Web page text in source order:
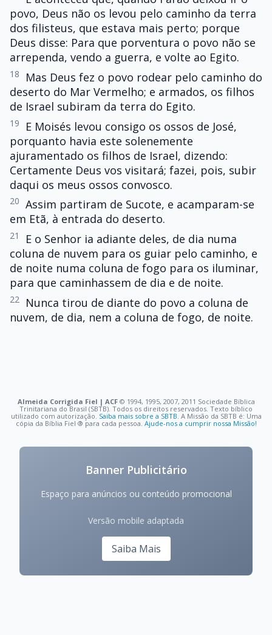
povo, Deus não os levou pelo caminho da terra
dos filisteus, que estava mais perto; porque
Deus disse: Para que porventura o povo não se
arrependa, vendo a guerra, e volte ao Egito.
18
Mas Deus fez o povo rodear pelo caminho do
deserto do Mar Vermelho; e armados, os filhos
de Israel subiram da terra do Egito.
19
E Moisés levou consigo os ossos de José,
porquanto havia este solenemente
ajuramentado os filhos de Israel, dizendo:
Certamente Deus vos visitará; fazei, pois, subir
daqui os meus ossos convosco.
20 Assim partiram de Sucote, e acamparam-se
em Etã, à entrada do deserto.
21
E o Senhor ia adiante deles, de dia numa
coluna de nuvem para os guiar pelo caminho, e
de noite numa coluna de fogo para os iluminar,
para que caminhassem de dia e de noite.
22
Nunca tirou de diante do povo a coluna de
nuvem, de dia, nem a coluna de fogo, de noite.
Almeida Corrigida Fiel | ACF©️ 1994, 1995, 2007, 2011 Sociedade Bíblica
Trinitariana do Brasil (SBTB). Todos os direitos reservados. Texto bíblico
utilizado com autorização. Saiba mais sobre a SBTB . A Missão da SBTB é: Uma
cópia da Bíblia Fiel ®️ para cada pessoa. Ajude-nos a cumprir nossa Missão!
Banner Publicitário
Espaço para anúncios ou conteúdo promocional
Versão mobile adaptada
Saiba Mais